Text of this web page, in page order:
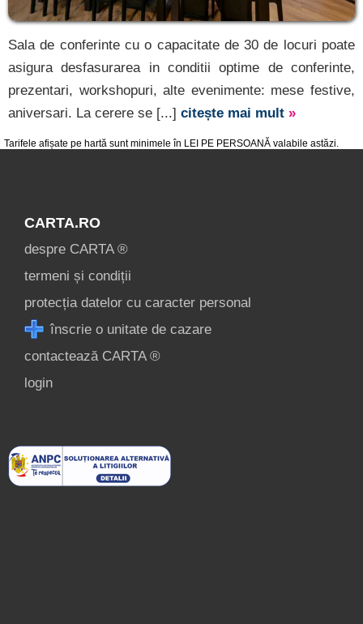
Tarifele afișate pe hartă sunt minimele în LEI PE PERSOANĂ valabile astăzi.
Sala de conferinte cu o capacitate de 30 de locuri poate
asigura desfasurarea in conditii optime de conferinte,
prezentari, workshopuri, alte evenimente: mese festive,
aniversari. La cerere se [...] citește mai mult »
CARTA.RO
despre CARTA ®
termeni și condiții
protecția datelor cu caracter personal
înscrie o unitate de cazare
contactează CARTA ®
login